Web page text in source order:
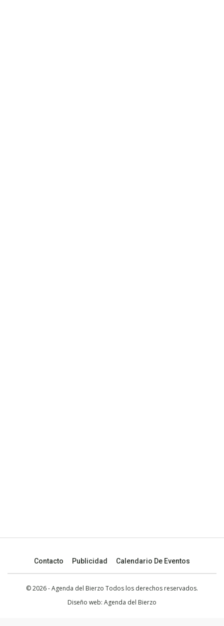
Contacto Publicidad Calendario De Eventos
© 2026 - Agenda del Bierzo Todos los derechos reservados.
Diseño web: Agenda del Bierzo